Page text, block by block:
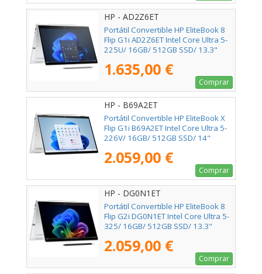
HP - AD2Z6ET
Portátil Convertible HP EliteBook 8
Flip G1i AD2Z6ET Intel Core Ultra 5-
225U/ 16GB/ 512GB SSD/ 13.3"
1.635,00 €
Comprar
HP - B69A2ET
Portátil Convertible HP EliteBook X
Flip G1i B69A2ET Intel Core Ultra 5-
226V/ 16GB/ 512GB SSD/ 14"
2.059,00 €
Comprar
HP - DG0N1ET
Portátil Convertible HP EliteBook 8
Flip G2i DG0N1ET Intel Core Ultra 5-
325/ 16GB/ 512GB SSD/ 13.3"
2.059,00 €
Comprar